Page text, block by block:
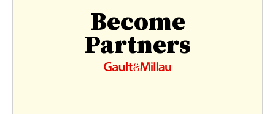
Become
Partners